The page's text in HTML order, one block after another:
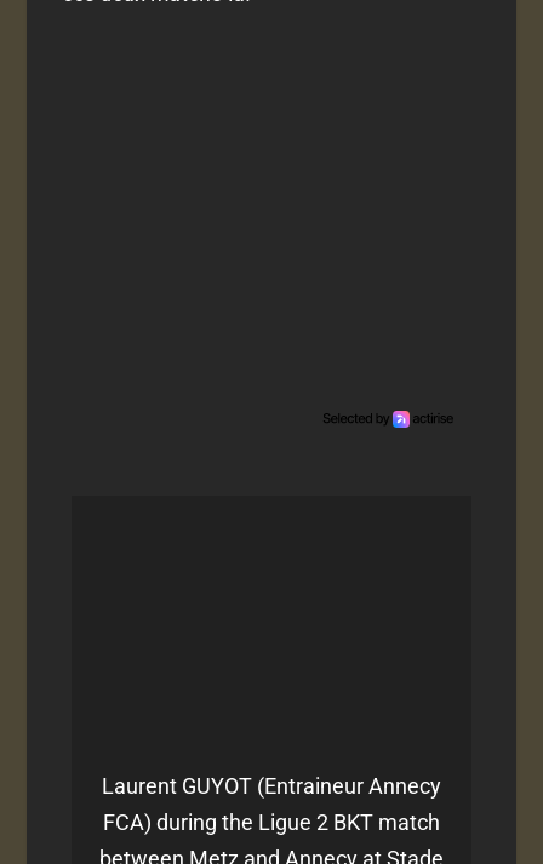
Laurent GUYOT (Entraineur Annecy
FCA) during the Ligue 2 BKT match
between Metz and Annecy at Stade